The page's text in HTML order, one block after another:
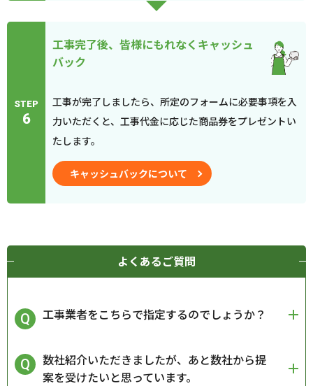
STEP
6
工事完了後、皆様にもれなくキャッシュ
バック
工事が完了しましたら、所定のフォームに必要事項を入
力いただくと、工事代金に応じた商品券をプレゼントい
たします。
キャッシュバックについて
よくあるご質問
工事業者をこちらで指定するのでしょうか？
数社紹介いただきましたが、あと数社から提
案を受けたいと思っています。